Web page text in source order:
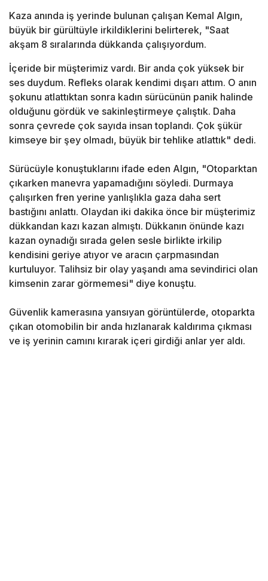
Kaza anında iş yerinde bulunan çalışan Kemal Algın,
büyük bir gürültüyle irkildiklerini belirterek, "Saat
akşam 8 sıralarında dükkanda çalışıyordum.
İçeride bir müşterimiz vardı. Bir anda çok yüksek bir
ses duydum. Refleks olarak kendimi dışarı attım. O anın
şokunu atlattıktan sonra kadın sürücünün panik halinde
olduğunu gördük ve sakinleştirmeye çalıştık. Daha
sonra çevrede çok sayıda insan toplandı. Çok şükür
kimseye bir şey olmadı, büyük bir tehlike atlattık" dedi.
Sürücüyle konuştuklarını ifade eden Algın, "Otoparktan
çıkarken manevra yapamadığını söyledi. Durmaya
çalışırken fren yerine yanlışlıkla gaza daha sert
bastığını anlattı. Olaydan iki dakika önce bir müşterimiz
dükkandan kazı kazan almıştı. Dükkanın önünde kazı
kazan oynadığı sırada gelen sesle birlikte irkilip
kendisini geriye atıyor ve aracın çarpmasından
kurtuluyor. Talihsiz bir olay yaşandı ama sevindirici olan
kimsenin zarar görmemesi" diye konuştu.
Güvenlik kamerasına yansıyan görüntülerde, otoparkta
çıkan otomobilin bir anda hızlanarak kaldırıma çıkması
ve iş yerinin camını kırarak içeri girdiği anlar yer aldı.